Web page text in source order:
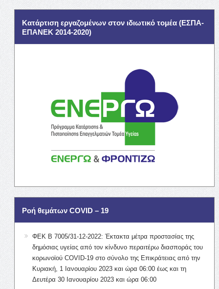
Κατάρτιση εργαζομένων στον ιδιωτικό τομέα (ΕΣΠΑ-
ΕΠΑΝΕΚ 2014-2020)
Ροή θεμάτων COVID – 19
ΦΕΚ Β 7005/31-12-2022: Έκτακτα μέτρα προστασίας της
δημόσιας υγείας από τον κίνδυνο περαιτέρω διασποράς του
κορωνοϊού COVID-19 στο σύνολο της Επικράτειας από την
Κυριακή, 1 Ιανουαρίου 2023 και ώρα 06:00 έως και τη
Δευτέρα 30 Ιανουαρίου 2023 και ώρα 06:00